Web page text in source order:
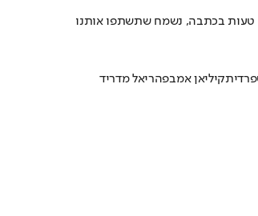
טעות בכתבה, נשמח שתשתפו אותנו
קיליאן אמבפהריאל מדריד